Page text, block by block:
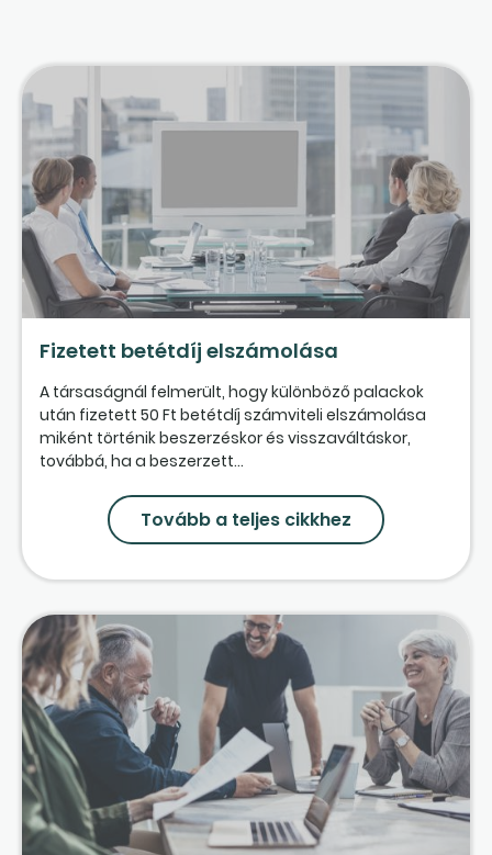
Fizetett betétdíj elszámolása
A társaságnál felmerült, hogy különböző palackok
után fizetett 50 Ft betétdíj számviteli elszámolása
miként történik beszerzéskor és visszaváltáskor,
továbbá, ha a beszerzett...
Tovább a teljes cikkhez